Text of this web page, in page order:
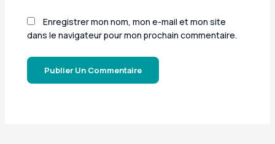
Enregistrer mon nom, mon e-mail et mon site
dans le navigateur pour mon prochain commentaire.